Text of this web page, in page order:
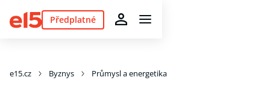
Předplatné
e15.cz Byznys Průmysl a energetika